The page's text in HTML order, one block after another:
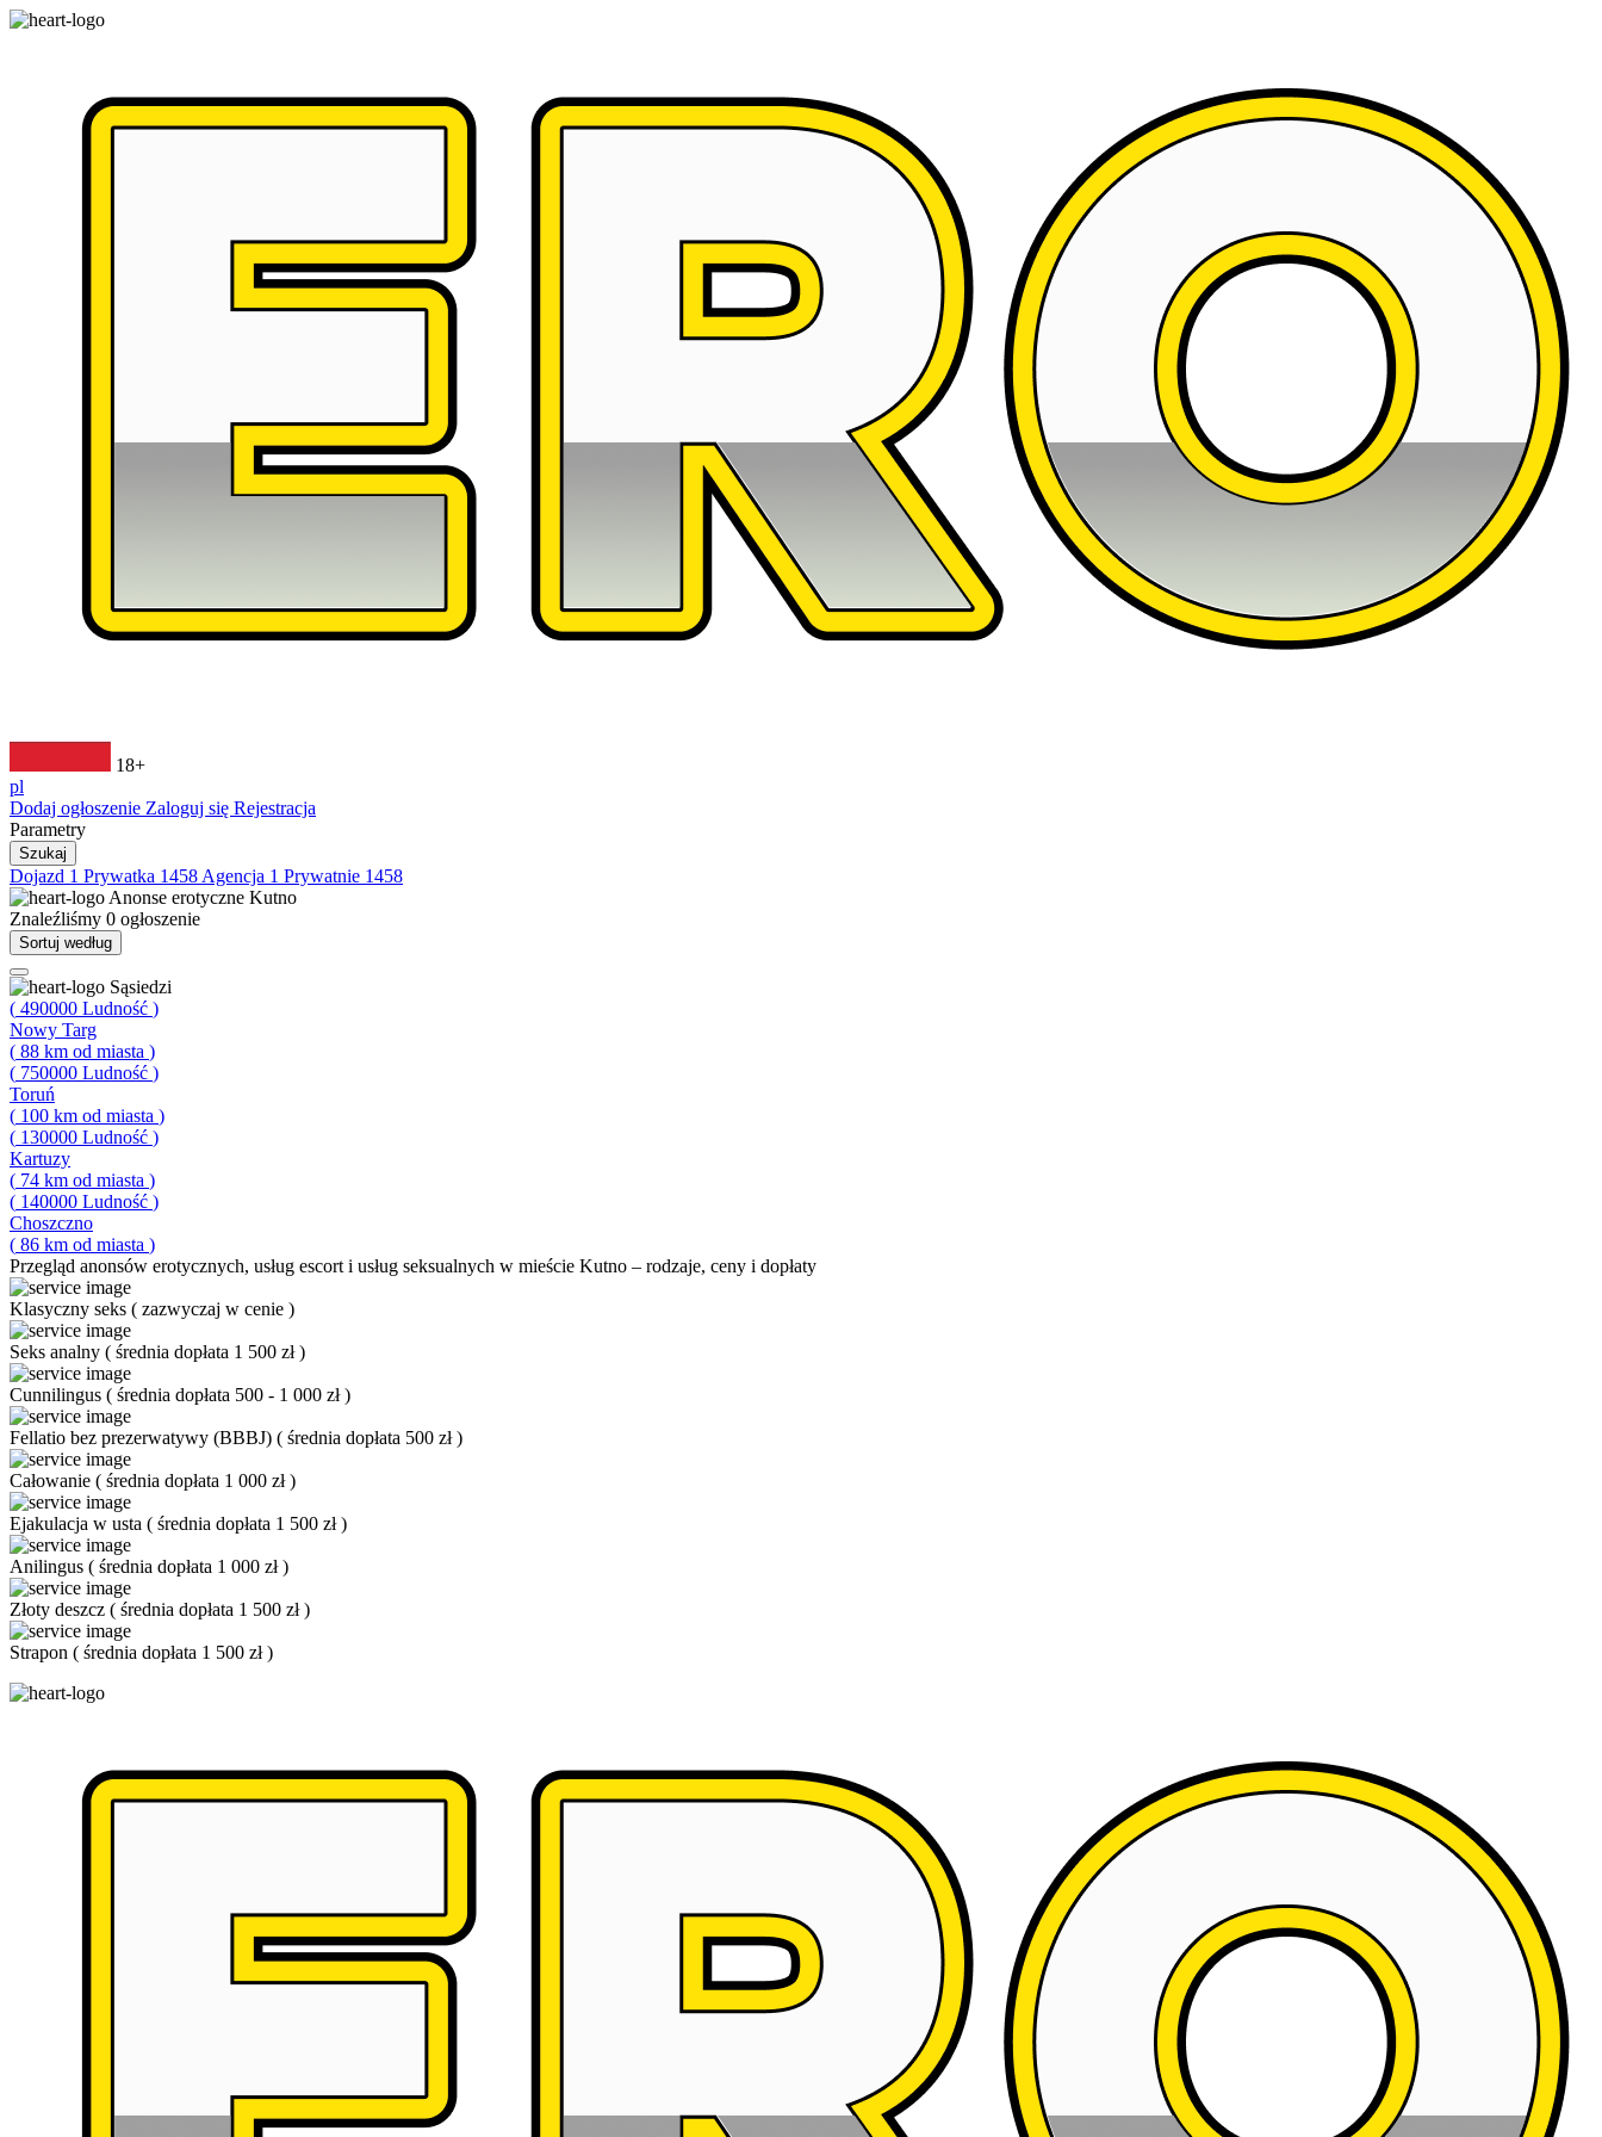
18+
pl
Dodaj ogłoszenie Zaloguj się Rejestracja
Parametry
Szukaj
Dojazd 1 Prywatka 1458 Agencja 1 Prywatnie 1458
Anonse erotyczne Kutno
Znaleźliśmy 0 ogłoszenie
Sortuj według
Sąsiedzi
( 490000 Ludność )
Nowy Targ
( 88 km od miasta )
( 750000 Ludność )
Toruń
( 100 km od miasta )
( 130000 Ludność )
Kartuzy
( 74 km od miasta )
( 140000 Ludność )
Choszczno
( 86 km od miasta )
Przegląd anonsów erotycznych, usług escort i usług seksualnych w mieście Kutno – rodzaje, ceny i dopłaty
Klasyczny seks ( zazwyczaj w cenie )
Seks analny ( średnia dopłata 1 500 zł)
Cunnilingus ( średnia dopłata 500 - 1 000 zł)
Fellatio bez prezerwatywy (BBBJ) ( średnia dopłata 500 zł)
Całowanie ( średnia dopłata 1 000 zł)
Ejakulacja w usta ( średnia dopłata 1 500 zł)
Anilingus ( średnia dopłata 1 000 zł)
Złoty deszcz ( średnia dopłata 1 500 zł)
Strapon ( średnia dopłata 1 500 zł)